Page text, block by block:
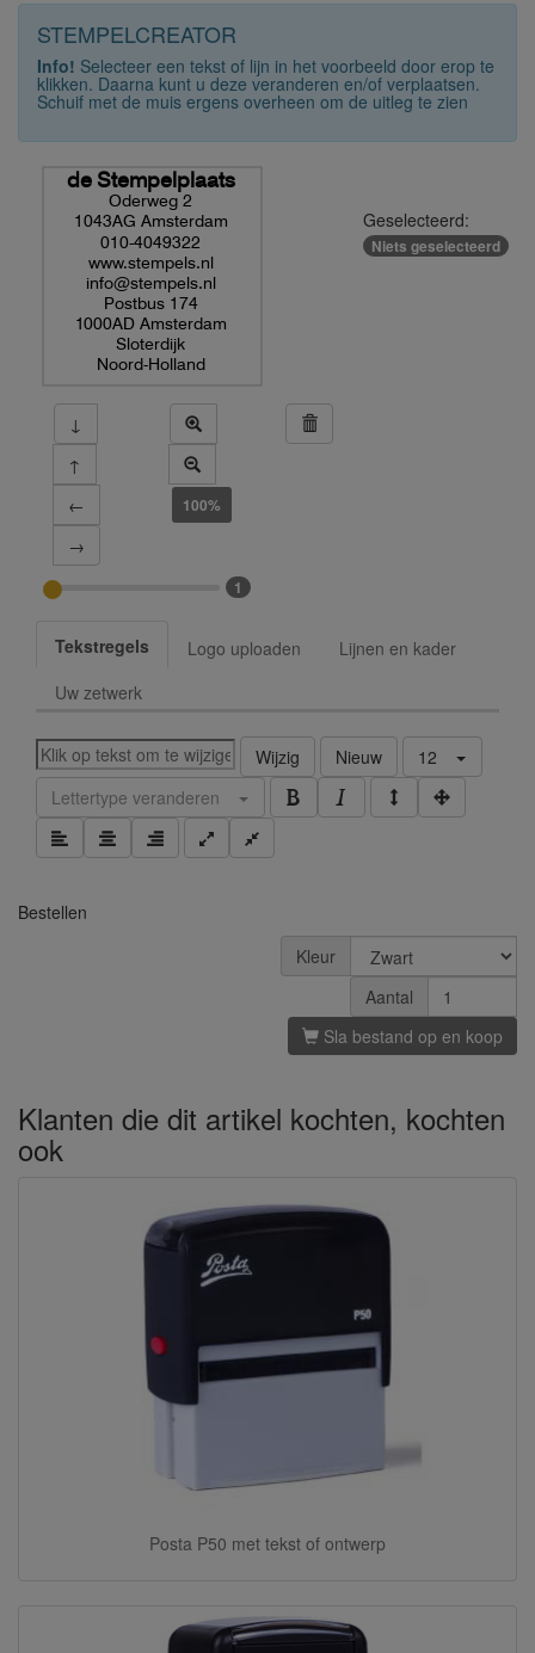
STEMPELCREATOR
Info! Selecteer een tekst of lijn in het voorbeeld door erop te
klikken. Daarna kunt u deze veranderen en/of verplaatsen.
Schuif met de muis ergens overheen om de uitleg te zien
de Stempelplaats
Oderweg 2
1043AG Amsterdam
010-4049322
www.stempels.nl
info@stempels.nl
Postbus 174
1000AD Amsterdam
Sloterdijk
Noord-Holland
↓
↑
←
→
100%
Geselecteerd:
Niets geselecteerd
1
Tekstregels Logo uploaden
Lijnen en kader
Uw zetwerk
Wijzig Nieuw
12
Lettertype veranderen
Bestellen
Kleur
Aantal
Sla bestand op en koop
Klanten die dit artikel kochten, kochten
ook
Posta P50 met tekst of ontwerp